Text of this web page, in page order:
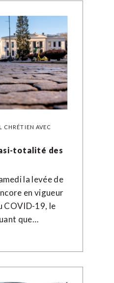
CHRÉTIEN AVEC
totalité des
la levée de
en vigueur
COVID-19, le
que…